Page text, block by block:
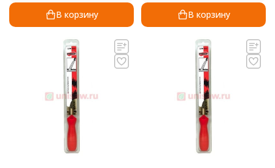
В корзину В корзину